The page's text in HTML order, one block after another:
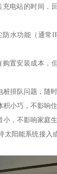
电站的时间，
水功能（通常
置安装成本，
排队问题，随时
小巧，不影响住
，不影响家庭生
太阳能系统接入